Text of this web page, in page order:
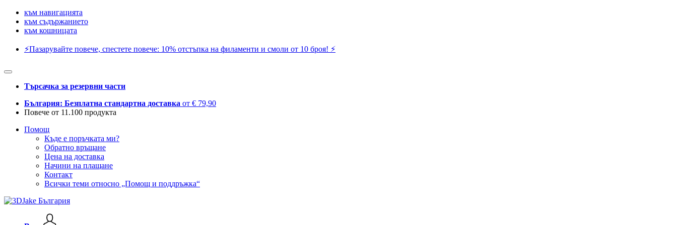
към навигацията
към съдържанието
към кошницата
⚡️Пазарувайте повече, спестете повече: 10% отстъпка на филаменти и смоли от 10 броя! ⚡️
Търсачка за резервни части
България: Безплатна стандартна доставка от € 79,90
Повече от 11.100 продукта
Помощ
Къде е поръчката ми?
Обратно връщане
Цена на доставка
Начини на плащане
Контакт
Всички теми относно „Помощ и поддръжка“